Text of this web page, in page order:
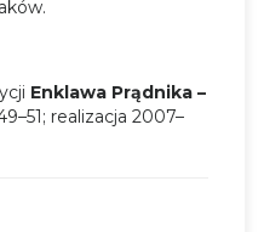
Enklawa Prądnika –
realizacja 2007–